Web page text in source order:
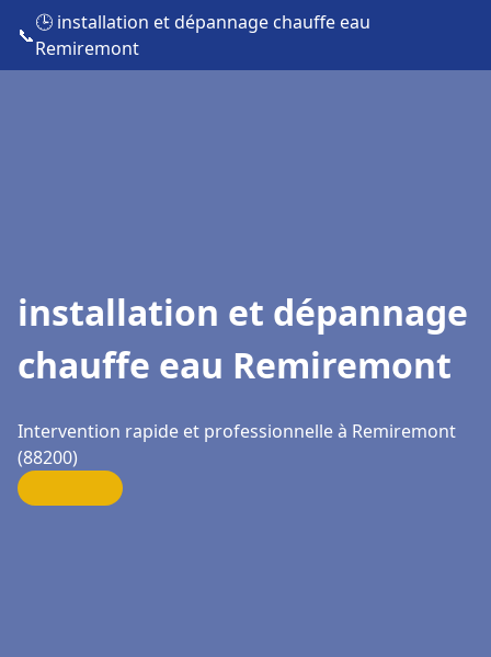
📞
🕒 installation et dépannage chauffe eau
Remiremont
installation et dépannage
chauffe eau Remiremont
Intervention rapide et professionnelle à Remiremont
(88200)